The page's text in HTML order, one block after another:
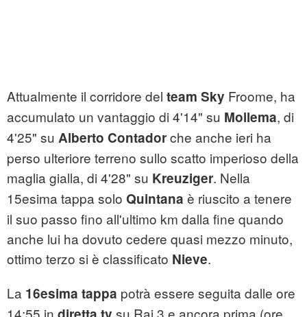
Attualmente il corridore del team Sky Froome, ha
accumulato un vantaggio di 4'14" su Mollema, di
4'25" su Alberto Contadorche anche ieri ha
perso ulteriore terreno sullo scatto imperioso della
maglia gialla, di 4'28" su Kreuziger. Nella
15esima tappa solo Quintana è riuscito a tenere
il suo passo fino all'ultimo km dalla fine quando
anche lui ha dovuto cedere quasi mezzo minuto,
ottimo terzo si è classificato Nieve.
La 16esima tappa potrà essere seguita dalle ore
14:55 in
su Rai 3 e ancora prima (ore